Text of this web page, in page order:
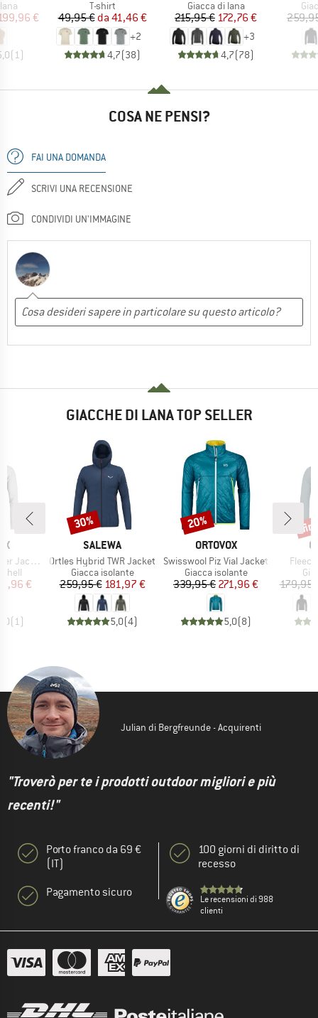
ridotto
€
(1 )
Gruppo di prodotti
T-shirt
Prezzo
49,95 € Prezzo ridotto
da 41,46 €
+2
4,7(38)
Gruppo di prodotti
Giacca di lana
Prezzo
215,95 €Prezzo ridotto
172,76 €
+3
4,7(78)
COSA NE PENSI?
FAI UNA DOMANDA
SCRIVI UNA RECENSIONE
CONDIVIDI UN'IMMAGINE
GIACCHE DI LANA TOP SELLER
Jacket
ridotto
€
(1)
MARCHIO
SALEWA
Articolo
Ortles Hybrid TWR Jacket
Gruppo di prodotti
Giacca isolante
Prezzo
259,95 €Prezzo ridotto
181,97 €
5,0(4)
Sconto
30%
MARCHIO
ORTOVOX
Articolo
Swisswool Piz Vial Jacket
Gruppo di prodotti
Giacca isolante
Prezzo
339,95 €Prezzo ridotto
271,96 €
5,0(8)
Sconto
20%
179,95
Julian di Bergfreunde - Acquirenti
"Troverò per te i prodotti outdoor migliori e più
recenti!"
Porto franco da 69 €
(IT)
Pagamento sicuro
100 giorni di diritto di
recesso
Le recensioni di 988
clienti